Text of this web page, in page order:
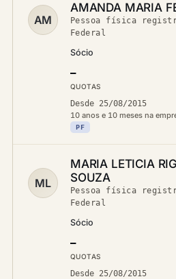
AM
AMANDA MARIA
Pessoa física
Federal
Sócio
—
QUOTAS
Desde 25/08/2015
10 anos e 10 meses na
PF
ML
MARIA LETICIA
SOUZA
Pessoa física
Federal
Sócio
—
QUOTAS
Desde 25/08/2015